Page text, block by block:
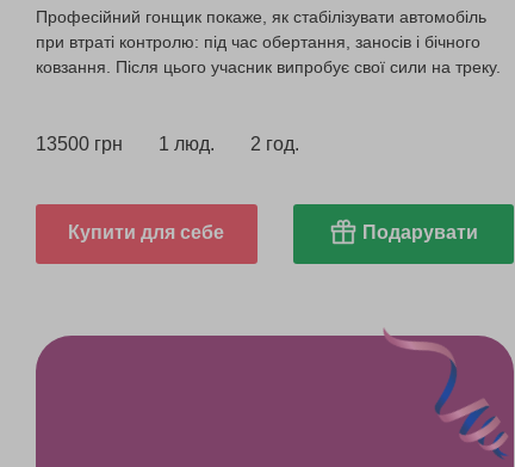
Професійний гонщик покаже, як стабілізувати автомобіль
при втраті контролю: під час обертання, заносів і бічного
ковзання. Після цього учасник випробує свої сили на треку.
13500 грн 1 люд. 2 год.
Купити для себе Подарувати